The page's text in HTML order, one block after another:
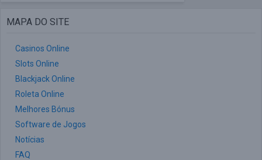
MAPA DO SITE
Casinos Online
Slots Online
Blackjack Online
Roleta Online
Melhores Bónus
Software de Jogos
Notícias
FAQ